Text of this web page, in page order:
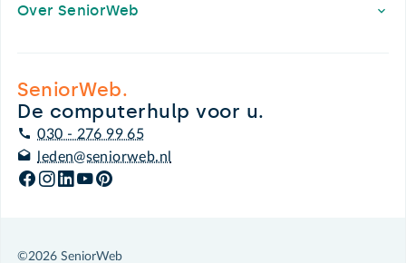
Over SeniorWeb
SeniorWeb.
De computerhulp voor u.
030 - 276 99 65
leden@seniorweb.nl
©2026 SeniorWeb